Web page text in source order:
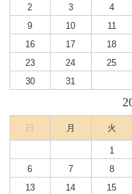
2
3 4
9
10 11
16
17 18
23
24 25
30
31
日 月 火
1
6
7 8
13
14 15